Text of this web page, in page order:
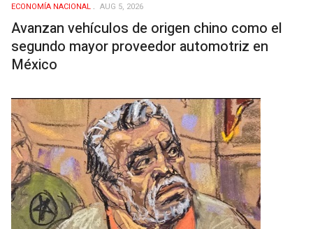
ECONOMÍ­A NACIONAL AUG 5, 2026
Avanzan vehículos de origen chino como el
segundo mayor proveedor automotriz en
México